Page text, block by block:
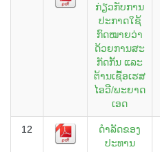
ກ່ຽວກັບການ
ປະກາດໃຊ້
ກົດໝາຍວ່າ
ດ້ວຍການສະ
ກັດກັ້ນ ແລະ
ຕ້ານເຊື້ອເຮສ
ໄອວີ/ພະຍາດ
ເອດ
12
ດຳລັດຂອງ
ປະທານ